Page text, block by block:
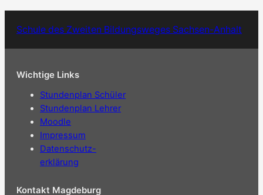
Schule des Zweiten Bildungsweges Sachsen-Anhalt
Wichtige Links
Stundenplan Schüler
Stundenplan Lehrer
Moodle
Impressum
Datenschutz-
erklärung
Kontakt Magdeburg